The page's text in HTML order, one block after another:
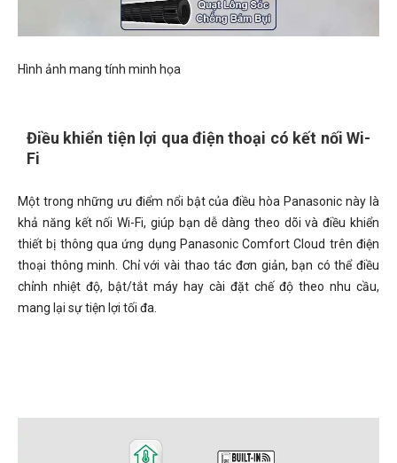
Hình ảnh mang tính minh họa
Điều khiển tiện lợi qua điện thoại có kết nối Wi-
Fi
Một trong những ưu điểm nổi bật của điều hòa Panasonic này là
khả năng kết nối Wi-Fi, giúp bạn dễ dàng theo dõi và điều khiển
thiết bị thông qua ứng dụng Panasonic Comfort Cloud trên điện
thoại thông minh. Chỉ với vài thao tác đơn giản, bạn có thể điều
chỉnh nhiệt độ, bật/tắt máy hay cài đặt chế độ theo nhu cầu,
mang lại sự tiện lợi tối đa.